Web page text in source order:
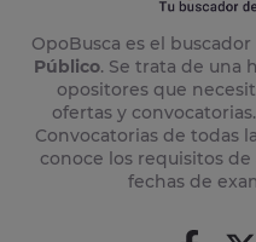
OpoBusca es el buscador
Público. Se trata de una
opositores que
ofertas y
Convocatorias de todas
conoce los requisitos de
fechas de